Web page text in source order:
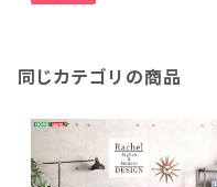
同じカテゴリの商品